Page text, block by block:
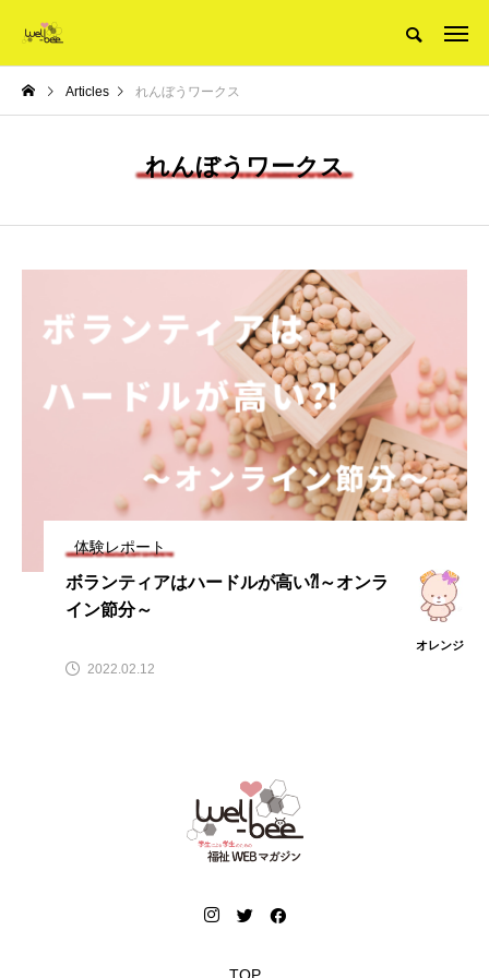
Articles れんぼうワークス
れんぼうワークス
体験レポート
ボランティアはハードルが高い⁈～オンラ
イン節分～
オレンジ
2022.02.12